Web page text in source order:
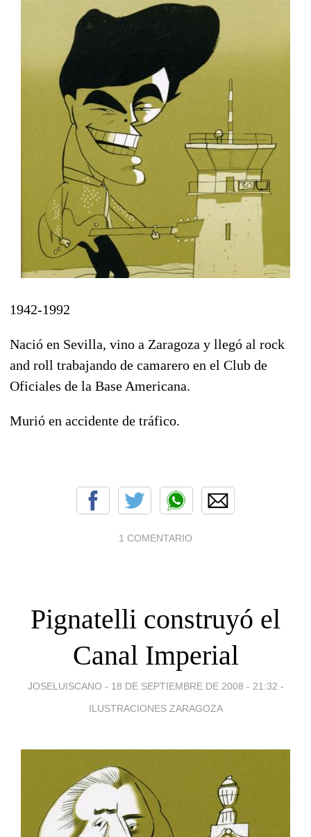
1942-1992
Nació en Sevilla, vino a Zaragoza y llegó al rock
and roll trabajando de camarero en el Club de
Oficiales de la Base Americana.
Murió en accidente de tráfico.
1 COMENTARIO
Pignatelli construyó el
Canal Imperial
JOSELUISCANO - 18 DE SEPTIEMBRE DE 2008 - 21:32 -
ILUSTRACIONES ZARAGOZA